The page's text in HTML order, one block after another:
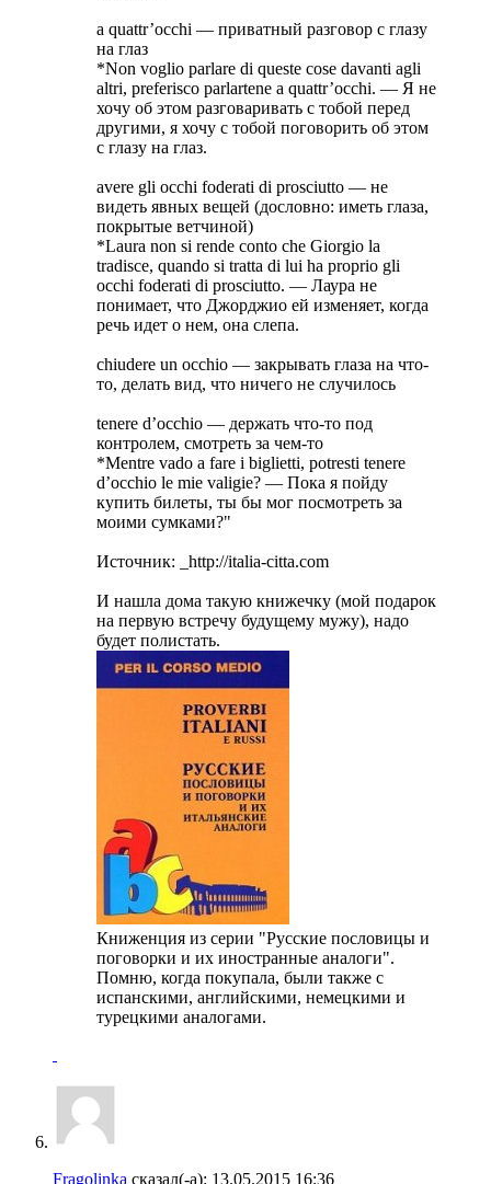
a quattr’occhi — приватный разговор с глазу
на глаз
*Non voglio parlare di queste cose davanti agli
altri, preferisco parlartene a quattr’occhi. — Я не
хочу об этом разговаривать с тобой перед
другими, я хочу с тобой поговорить об этом
с глазу на глаз.
avere gli occhi foderati di prosciutto — не
видеть явных вещей (дословно: иметь глаза,
покрытые ветчиной)
*Laura non si rende conto che Giorgio la
tradisce, quando si tratta di lui ha proprio gli
occhi foderati di prosciutto. — Лаура не
понимает, что Джорджио ей изменяет, когда
речь идет о нем, она слепа.
chiudere un occhio — закрывать глаза на что-
то, делать вид, что ничего не случилось
tenere d’occhio — держать что-то под
контролем, смотреть за чем-то
*Mentre vado a fare i biglietti, potresti tenere
d’occhio le mie valigie? — Пока я пойду
купить билеты, ты бы мог посмотреть за
моими сумками?"
Источник: _http://italia-citta.com
И нашла дома такую книжечку (мой подарок
на первую встречу будущему мужу), надо
будет полистать.
Книженция из серии "Русские пословицы и
поговорки и их иностранные аналоги".
Помню, когда покупала, были также с
испанскими, английскими, немецкими и
турецкими аналогами.
Fragolinka сказал(-а): 13.05.2015 16:36